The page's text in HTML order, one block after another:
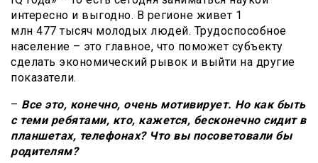
интересно и выгодно. В регионе живет 1
млн 477 тысяч молодых людей. Трудоспособное
население – это главное, что поможет субъекту
сделать экономический рывок и выйти на другие
показатели.
– Все это, конечно, очень мотивирует. Но как быть
с теми ребятами, кто, кажется, бесконечно сидит в
планшетах, телефонах? Что вы посоветовали бы
родителям?